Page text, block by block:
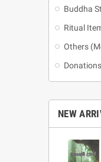
Buddha
Ritual
Others
Donations
NEW